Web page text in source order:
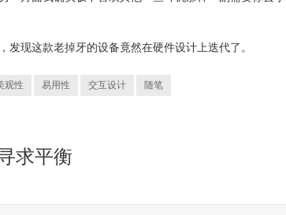
现这款老掉牙的设备竟然在硬件设计上迭代了。
观性 易用性 交互设计 随笔
求平衡